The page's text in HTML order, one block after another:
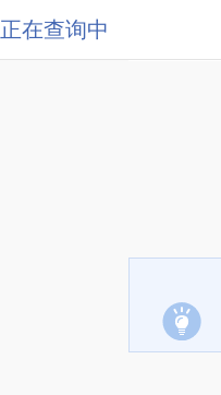
正在查询中